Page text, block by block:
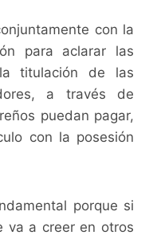
con la
para aclarar las
titulación de las
a través de
puedan pagar,
con la posesión
porque si
va a creer en otros